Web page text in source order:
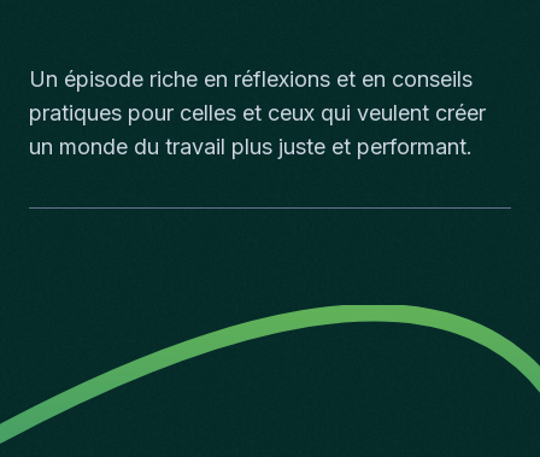
Un épisode riche en réflexions et en conseils
pratiques pour celles et ceux qui veulent créer
un monde du travail plus juste et performant.